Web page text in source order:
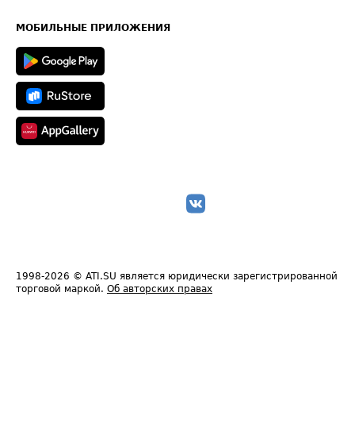
Техническая информация
МОБИЛЬНЫЕ ПРИЛОЖЕНИЯ
1998-2026 © ATI.SU является юридически зарегистрированной
торговой маркой. Об авторских правах